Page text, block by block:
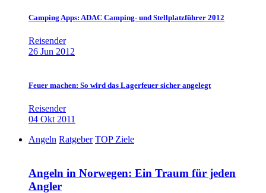
Camping Apps: ADAC Camping- und Stellplatzführer 2012
Reisender
26 Jun 2012
Feuer machen: So wird das Lagerfeuer sicher angelegt
Reisender
04 Okt 2011
Angeln Ratgeber TOP Ziele
Angeln in Norwegen: Ein Traum für jeden
Angler